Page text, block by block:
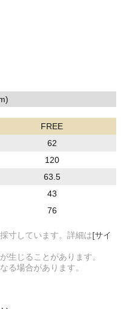
FREE
62
120
63.5
43
76
寸しています。詳細は[サイ
生じることがあります。
る場合があります。